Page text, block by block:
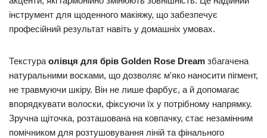
інструмент для щоденного макіяжу, що забезпечує
професійний результат навіть у домашніх умовах.
Текстура олівця для брів Golden Rose Dream збагачена
натуральними восками, що дозволяє м'яко наносити пігмент,
не травмуючи шкіру. Він не лише фарбує, а й допомагає
впорядкувати волоски, фіксуючи їх у потрібному напрямку.
Зручна щіточка, розташована на ковпачку, стає незамінним
помічником для розтушовування ліній та фінального